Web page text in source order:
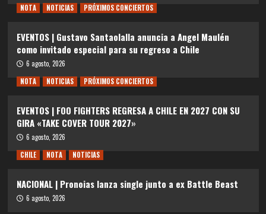
NOTA
NOTICIAS PRÓXIMOS CONCIERTOS
EVENTOS | Gustavo Santaolalla anuncia a Angel Maulén
como invitado especial para su regreso a Chile
6 agosto, 2026
NOTA
NOTICIAS PRÓXIMOS CONCIERTOS
EVENTOS | FOO FIGHTERS REGRESA A CHILE EN 2027 CON SU
GIRA «TAKE COVER TOUR 2027»
6 agosto, 2026
CHILE
NOTA NOTICIAS
NACIONAL | Pronoias lanza single junto a ex Battle Beast
6 agosto, 2026